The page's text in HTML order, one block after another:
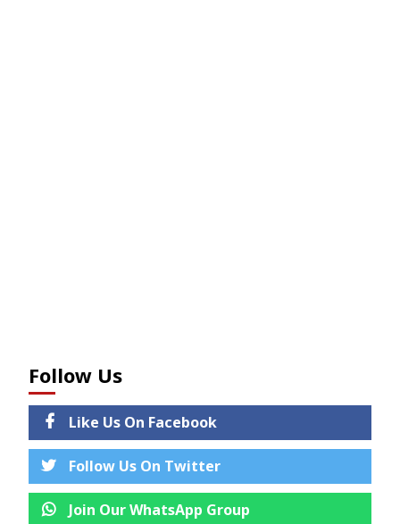
Follow Us
Like Us On Facebook
Follow Us On Twitter
Join Our WhatsApp Group